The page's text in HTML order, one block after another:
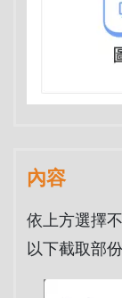
內容
依上方選擇
以下截取部